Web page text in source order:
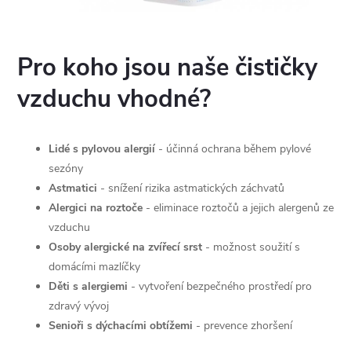
Pro koho jsou naše čističky
vzduchu vhodné?
Lidé s pylovou alergií - účinná ochrana během pylové
sezóny
Astmatici - snížení rizika astmatických záchvatů
Alergici na roztoče - eliminace roztočů a jejich alergenů ze
vzduchu
Osoby alergické na zvířecí srst - možnost soužití s
domácími mazlíčky
Děti s alergiemi - vytvoření bezpečného prostředí pro
zdravý vývoj
Senioři s dýchacími obtížemi - prevence zhoršení